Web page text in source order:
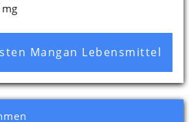
mg
Mangan Lebensmittel